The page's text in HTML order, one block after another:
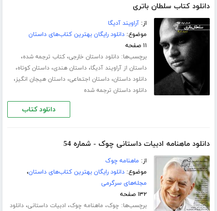
دانلود کتاب سلطان باتری
از:آراویند آدیگا
موضوع:دانلود رایگان بهترین کتاب‌های داستان
۱۱ صفحه
برچسب‌ها:دانلود داستان خارجی،کتاب ترجمه شده،
داستان از آراویند آدیگا،داستان هندی،داستان کوتاه،
دانلود داستان،داستان اجتماعی،داستان هیجان انگیز،
دانلود داستان ترجمه شده
دانلود کتاب
دانلود ماهنامه ادبیات داستانی چوک - شماره 54
از: ماهنامه چوک
موضوع:دانلود رایگان بهترین کتاب‌های داستان،
مجله‌های سرگرمی
۱۳۲ صفحه
برچسب‌ها: چوک، ماهنامه چوک، ادبیات داستانی،دانلود